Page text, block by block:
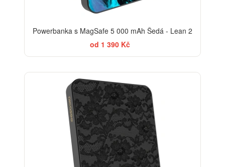
Powerbanka s MagSafe 5 000 mAh Šedá - Lean 2
od 1 390 Kč